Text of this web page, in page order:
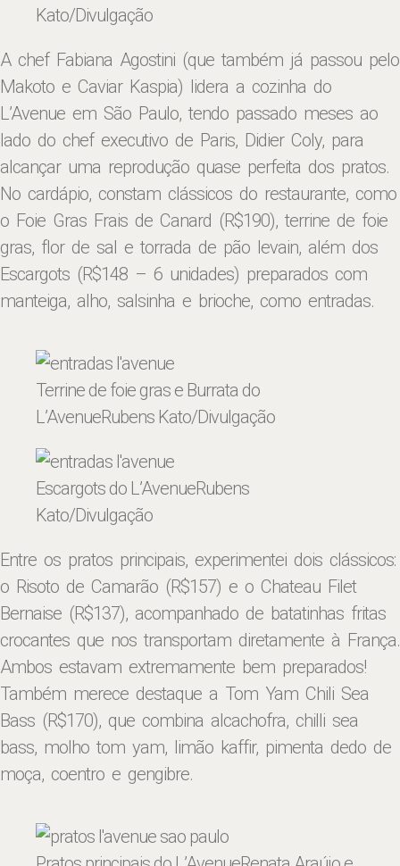
Kato/Divulgação
A chef Fabiana Agostini (que também já passou pelo
Makoto e Caviar Kaspia) lidera a cozinha do
L’Avenue em São Paulo, tendo passado meses ao
lado do chef executivo de Paris, Didier Coly, para
alcançar uma reprodução quase perfeita dos pratos.
No cardápio, constam clássicos do restaurante, como
o Foie Gras Frais de Canard (R$190), terrine de foie
gras, flor de sal e torrada de pão levain, além dos
Escargots (R$148 – 6 unidades) preparados com
manteiga, alho, salsinha e brioche, como entradas.
Terrine de foie gras e Burrata do
L’AvenueRubens Kato/Divulgação
Escargots do L’AvenueRubens
Kato/Divulgação
Entre os pratos principais, experimentei dois clássicos:
o Risoto de Camarão (R$157) e o Chateau Filet
Bernaise (R$137), acompanhado de batatinhas fritas
crocantes que nos transportam diretamente à França.
Ambos estavam extremamente bem preparados!
Também merece destaque a Tom Yam Chili Sea
Bass (R$170), que combina alcachofra, chilli sea
bass, molho tom yam, limão kaffir, pimenta dedo de
moça, coentro e gengibre.